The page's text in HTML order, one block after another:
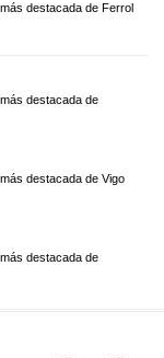
destacada de Ferrol
destacada de
destacada de Vigo
destacada de